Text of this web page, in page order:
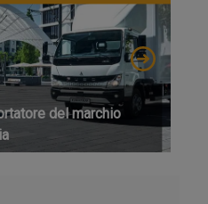
del marchio